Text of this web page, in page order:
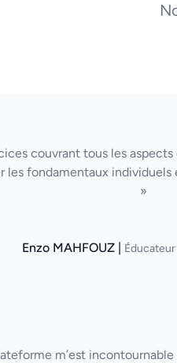
couvrant tous les
les fondamentaux
»
Enzo MAHFOUZ |
m’est incontournable